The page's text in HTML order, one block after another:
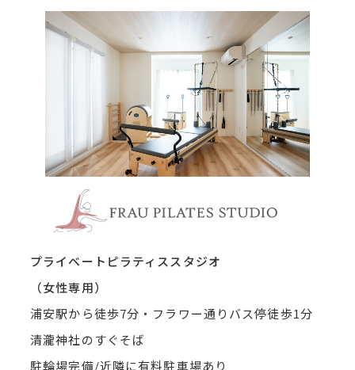
プライベートピラティススタジオ
（女性専用）
浦安駅から徒歩7分・フラワー通りバス停徒歩1分
清瀧神社のすぐそば
駐輪場完備/近隣に有料駐車場あり